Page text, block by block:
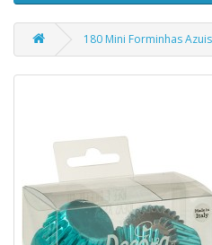
180 Mini Forminhas